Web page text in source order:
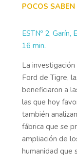
POCOS SABEN
ESTNº 2, Garín,
16 min.
La
Ford de Tigre,
beneficiaron a
las que hoy
también
fábrica que se
ampliación de
humanidad que